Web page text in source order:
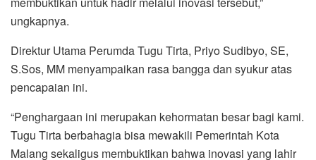
ungkapnya.
Direktur Utama Perumda Tugu Tirta, Priyo Sudibyo, SE,
S.Sos, MM menyampaikan rasa bangga dan syukur atas
pencapaian ini.
“Penghargaan ini merupakan kehormatan besar bagi kami.
Tugu Tirta berbahagia bisa mewakili Pemerintah Kota
Malang sekaligus membuktikan bahwa inovasi yang lahir